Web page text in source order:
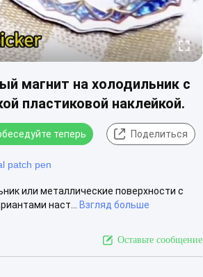
магнит на холодильник с
пластиковой наклейкой.
теперь Поделиться
patch pen
или металлические поверхности с
наст...
Взгляд больше
Оставьте сообщение